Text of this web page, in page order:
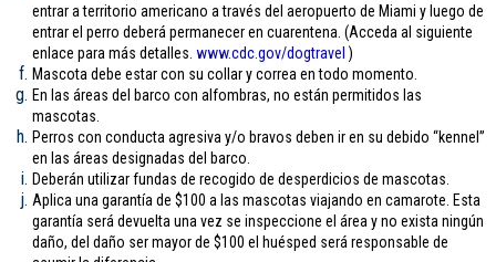
entrar a territorio americano a través del aeropuerto de Miami y luego de
entrar el perro deberá permanecer en cuarentena. (Acceda al siguiente
enlace para más detalles. www.cdc.gov/dogtravel )
Mascota debe estar con su collar y correa en todo momento.
En las áreas del barco con alfombras, no están permitidos las
mascotas.
Perros con conducta agresiva y/o bravos deben ir en su debido “kennel”
en las áreas designadas del barco.
Deberán utilizar fundas de recogido de desperdicios de mascotas.
Aplica una garantía de $100 a las mascotas viajando en camarote. Esta
garantía será devuelta una vez se inspeccione el área y no exista ningún
daño, del daño ser mayor de $100 el huésped será responsable de